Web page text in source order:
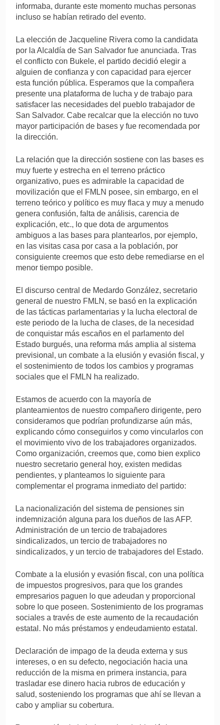
informaba, durante este momento muchas personas
incluso se habían retirado del evento.
La elección de Jacqueline Rivera como la candidata
por la Alcaldía de San Salvador fue anunciada. Tras
el conflicto con Bukele, el partido decidió elegir a
alguien de confianza y con capacidad para ejercer
esta función pública. Esperamos que la compañera
presente una plataforma de lucha y de trabajo para
satisfacer las necesidades del pueblo trabajador de
San Salvador. Cabe recalcar que la elección no tuvo
mayor participación de bases y fue recomendada por
la dirección.
La relación que la dirección sostiene con las bases es
muy fuerte y estrecha en el terreno práctico
organizativo, pues es admirable la capacidad de
movilización que el FMLN posee, sin embargo, en el
terreno teórico y político es muy flaca y muy a menudo
genera confusión, falta de análisis, carencia de
explicación, etc., lo que dota de argumentos
ambiguos a las bases para plantearlos, por ejemplo,
en las visitas casa por casa a la población, por
consiguiente creemos que esto debe remediarse en el
menor tiempo posible.
El discurso central de Medardo González, secretario
general de nuestro FMLN, se basó en la explicación
de las tácticas parlamentarias y la lucha electoral de
este periodo de la lucha de clases, de la necesidad
de conquistar más escaños en el parlamento del
Estado burgués, una reforma más amplia al sistema
previsional, un combate a la elusión y evasión fiscal, y
el sostenimiento de todos los cambios y programas
sociales que el FMLN ha realizado.
Estamos de acuerdo con la mayoría de
planteamientos de nuestro compañero dirigente, pero
consideramos que podrían profundizarse aún más,
explicando cómo conseguirlos y como vincularlos con
el movimiento vivo de los trabajadores organizados.
Como organización, creemos que, como bien explico
nuestro secretario general hoy, existen medidas
pendientes, y planteamos lo siguiente para
complementar el programa inmediato del partido:
La nacionalización del sistema de pensiones sin
indemnización alguna para los dueños de las AFP.
Administración de un tercio de trabajadores
sindicalizados, un tercio de trabajadores no
sindicalizados, y un tercio de trabajadores del Estado.
Combate a la elusión y evasión fiscal, con una política
de impuestos progresivos, para que los grandes
empresarios paguen lo que adeudan y proporcional
sobre lo que poseen. Sostenimiento de los programas
sociales a través de este aumento de la recaudación
estatal. No más préstamos y endeudamiento estatal.
Declaración de impago de la deuda externa y sus
intereses, o en su defecto, negociación hacia una
reducción de la misma en primera instancia, para
trasladar ese dinero hacia rubros de educación y
salud, sosteniendo los programas que ahí se llevan a
cabo y ampliar su cobertura.